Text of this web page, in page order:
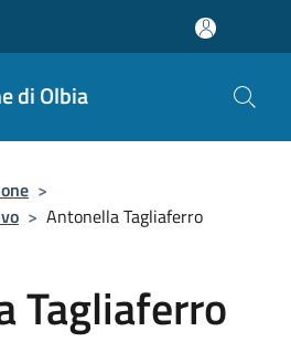
di Olbia
>
> Antonella Tagliaferro
Tagliaferro